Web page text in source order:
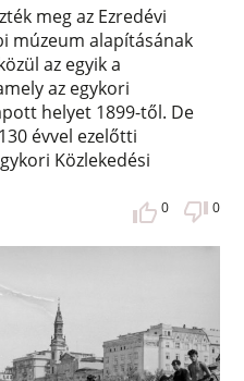
meg az Ezredévi
múzeum alapításának
az egyik a
az egykori
helyet 1899-től. De
évvel ezelőtti
Közlekedési
0 0